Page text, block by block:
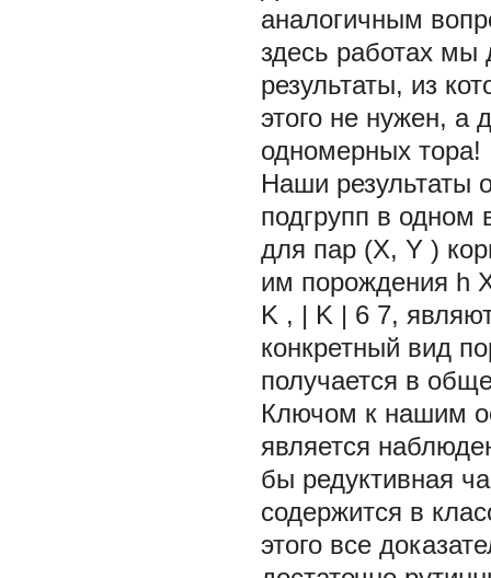
аналогичным
здесь работах
результаты, из
этого не нужен, а
одномерных тора!
Наши результаты
подгрупп в
для пар (X, Y )
им порождения h
K , | K | 6 7,
конкретный вид
получается в
Ключом к нашим
является
бы редуктивная
содержится в
этого все